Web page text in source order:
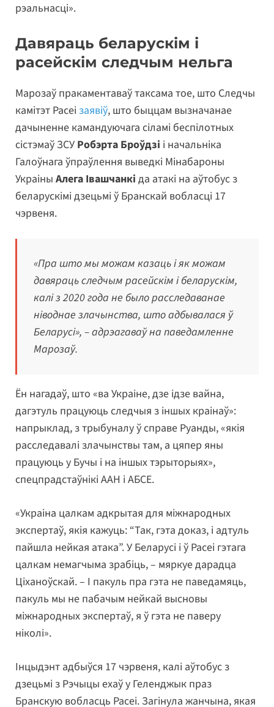
рэальнасці».
Давяраць беларускім і
расейскім следчым нельга
Марозаў пракаментаваў таксама тое, што Следчы
камітэт Расеі заявіў, што быццам вызначанае
дачыненне камандуючага сіламі беспілотных
сістэмаў ЗСУ Робэрта Броўдзі і начальніка
Галоўнага ўпраўлення выведкі Мінабароны
Украіны Алега Івашчанкі да атакі на аўтобус з
беларускімі дзецьмі ў Бранскай вобласці 17
чэрвеня.
«Пра што мы можам казаць і як можам
давяраць следчым расейскім і беларускім,
калі з 2020 года не было расследаванае
ніводнае злачынства, што адбывалася ў
Беларусі», – адрэагаваў на паведамленне
Марозаў.
Ён нагадаў, што «ва Украіне, дзе ідзе вайна,
дагэтуль працуюць следчыя з іншых краінаў»:
напрыклад, з трыбуналу ў справе Руанды, «якія
расследавалі злачынствы там, а цяпер яны
працуюць у Бучы і на іншых тэрыторыях»,
спецпрадстаўнікі ААН і АБСЕ.
«Украіна цалкам адкрытая для міжнародных
экспертаў, якія кажуць: “Так, гэта доказ, і адтуль
пайшла нейкая атака”. У Беларусі і ў Расеі гэтага
цалкам немагчыма зрабіць, – мяркуе дарадца
Ціханоўскай. – І пакуль пра гэта не паведамяць,
пакуль мы не пабачым нейкай высновы
міжнародных экспертаў, я ў гэта не паверу
ніколі».
Інцыдэнт адбыўся 17 чэрвеня, калі аўтобус з
дзецьмі з Рэчыцы ехаў у Геленджык праз
Бранскую вобласць Расеі. Загінула жанчына, якая